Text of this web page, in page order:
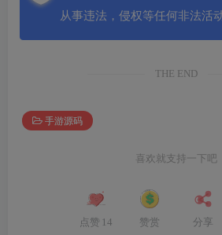
从事违法，侵权等任何非法活
THE END
手游源码
喜欢就支持一下吧
点赞 14 赞赏 分享